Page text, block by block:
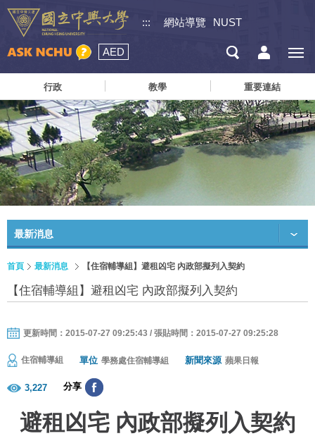
::: 網站導覽 NUST
AED
行政 教學 重要連結
最新消息
首頁 最新消息 【住宿輔導組】避租凶宅 內政部擬列入契約
【住宿輔導組】避租凶宅 內政部擬列入契約
更新時間：2015-07-27 09:25:43 / 張貼時間：2015-07-27 09:25:28
住宿輔導組 單位 學務處住宿輔導組 新聞來源 蘋果日報
3,227 分享
避租凶宅 內政部擬列入契約